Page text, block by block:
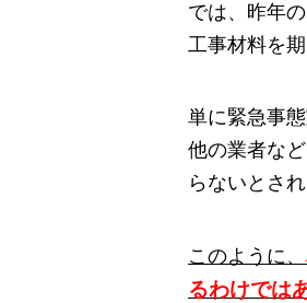
では、昨年
工事材料を
単に緊急事
他の業者な
らないとさ
このように、
るわけでは